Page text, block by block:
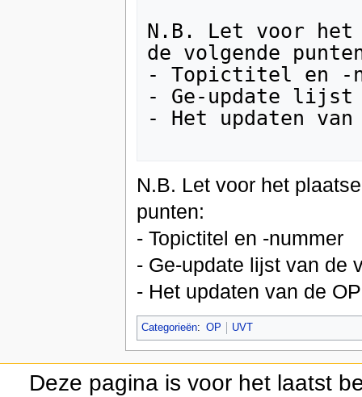
N.B. Let voor het
de volgende
- Topictitel en -
- Ge-update lijst
- Het updaten
N.B. Let voor het
punten:
- Topictitel en -nummer
- Ge-update lijst van de
- Het updaten van de
Categorieën: OP UVT
Deze pagina is voor het laatst